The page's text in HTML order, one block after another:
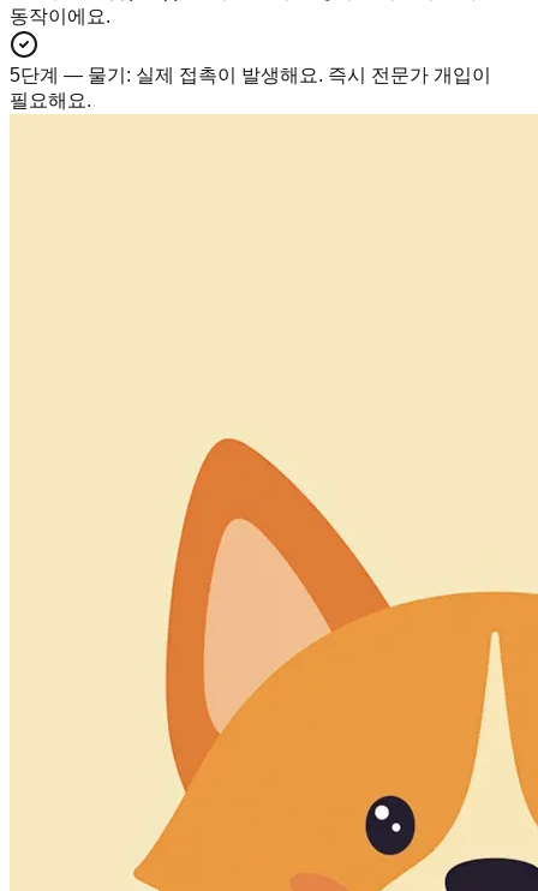
동작이에요.
5단계 — 물기 : 실제 접촉이 발생해요. 즉시 전문가 개입이
필요해요.